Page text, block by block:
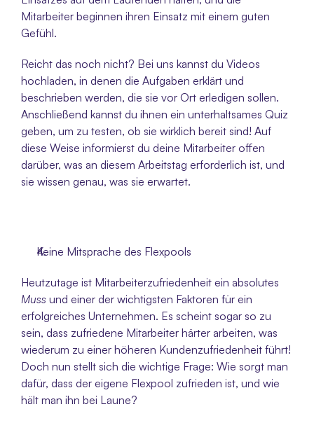
Mitarbeiter beginnen ihren Einsatz mit einem guten
Gefühl.
Reicht das noch nicht? Bei uns kannst du Videos
hochladen, in denen die Aufgaben erklärt und
beschrieben werden, die sie vor Ort erledigen sollen.
Anschließend kannst du ihnen ein unterhaltsames Quiz
geben, um zu testen, ob sie wirklich bereit sind! Auf
diese Weise informierst du deine Mitarbeiter offen
darüber, was an diesem Arbeitstag erforderlich ist, und
sie wissen genau, was sie erwartet.
Keine Mitsprache des Flexpools
Muss und einer der wichtigsten Faktoren für ein
erfolgreiches Unternehmen. Es scheint sogar so zu
sein, dass zufriedene Mitarbeiter härter arbeiten, was
wiederum zu einer höheren Kundenzufriedenheit führt!
Doch nun stellt sich die wichtige Frage: Wie sorgt man
dafür, dass der eigene Flexpool zufrieden ist, und wie
hält man ihn bei Laune?